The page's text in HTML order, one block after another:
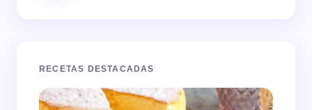
RECETAS DESTACADAS